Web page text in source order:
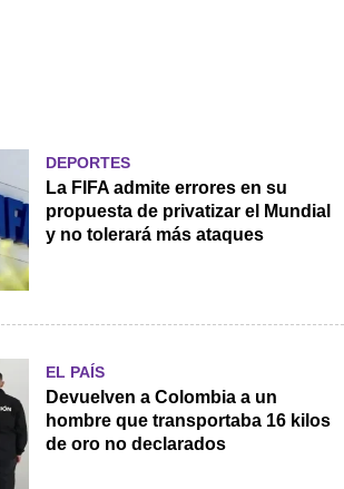
DEPORTES
La FIFA admite errores en su
propuesta de privatizar el Mundial
y no tolerará más ataques
EL PAÍS
Devuelven a Colombia a un
hombre que transportaba 16 kilos
de oro no declarados